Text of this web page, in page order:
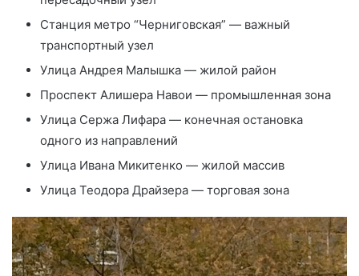
Станция метро “Черниговская” — важный
транспортный узел
Улица Андрея Малышка — жилой район
Проспект Алишера Навои — промышленная зона
Улица Сержа Лифара — конечная остановка
одного из направлений
Улица Ивана Микитенко — жилой массив
Улица Теодора Драйзера — торговая зона